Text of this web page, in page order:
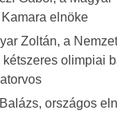
elnöke
Zoltán, a Nemzet
kétszeres olimpiai
országos